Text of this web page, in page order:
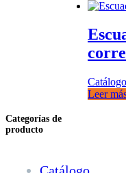
Leer
Categorías de
producto